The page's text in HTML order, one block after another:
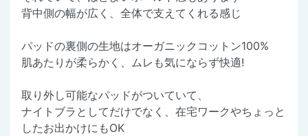
背中側の幅が広く、全体で支えてくれる感じ
パッドの裏側の生地はオーガニックコットン100%
肌あたりが柔らかく、ムレも気にならず快適!
取り外し可能なパッドがついていて、
ナイトブラとしてだけでなく、在宅ワークやちょっと
したお出かけにもOK